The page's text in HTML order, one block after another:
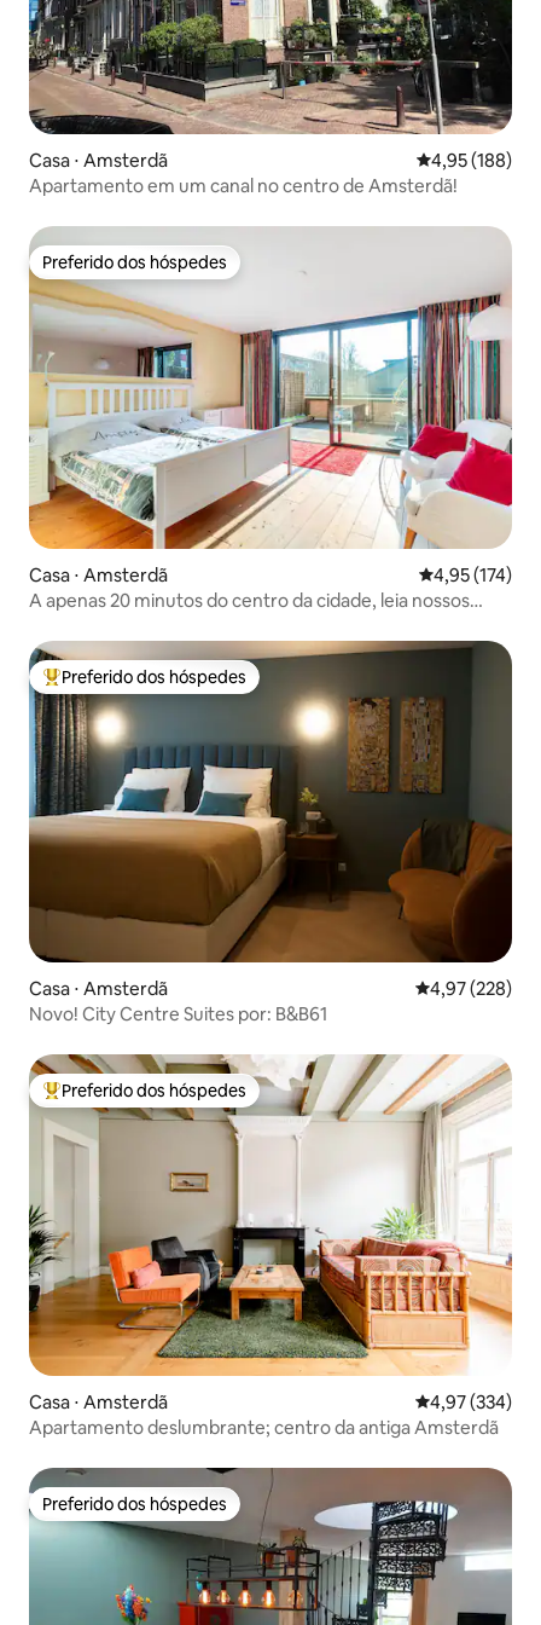
Casa ⋅ Amsterdã 4,95 de uma
4,95 (188)
Apartamento em um canal no centro de Amsterdã!
Preferido dos hóspedes
Preferido dos hóspedes
Casa ⋅ Amsterdã 4,95 de uma
4,95 (174)
A apenas 20 minutos do centro da cidade, leia nossos
Entre os melhores preferidos dos hóspedes
Preferido dos hóspedes
Casa ⋅ Amsterdã 4,97 de uma
4,97 (228)
Novo! City Centre Suites por: B&B61
Entre os melhores preferidos dos hóspedes
Preferido dos hóspedes
Casa ⋅ Amsterdã 4,97 de uma
4,97 (334)
Apartamento deslumbrante; centro da antiga Amsterdã
Preferido dos hóspedes
Preferido dos hóspedes